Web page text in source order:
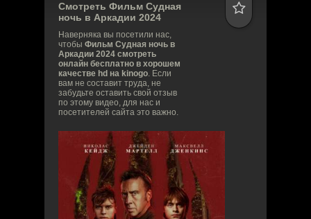
Смотреть Фильм Судная
ночь в Аркадии 2024
Наверняка вы посетили нас,
чтобы Фильм Судная ночь в
Аркадии 2024 смотреть
онлайн бесплатно в хорошем
качестве hd на kinogo. Если
вам не составит труда, не
забудьте оставить свой отзыв
по этому видео, для нас и
посетителей сайта это важно.